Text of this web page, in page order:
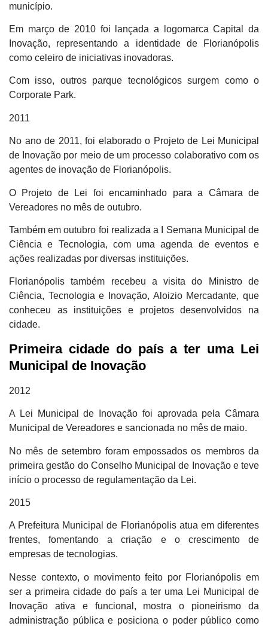
município.
Em março de 2010 foi lançada a logomarca Capital da
Inovação, representando a identidade de Florianópolis
como celeiro de iniciativas inovadoras.
Com isso, outros parque tecnológicos surgem como o
Corporate Park.
2011
No ano de 2011, foi elaborado o Projeto de Lei Municipal
de Inovação por meio de um processo colaborativo com os
agentes de inovação de Florianópolis.
O Projeto de Lei foi encaminhado para a Câmara de
Vereadores no mês de outubro.
Também em outubro foi realizada a I Semana Municipal de
Ciência e Tecnologia, com uma agenda de eventos e
ações realizadas por diversas instituições.
Florianópolis também recebeu a visita do Ministro de
Ciência, Tecnologia e Inovação, Aloizio Mercadante, que
conheceu as instituições e projetos desenvolvidos na
cidade.
Primeira cidade do país a ter uma Lei
Municipal de Inovação
2012
A Lei Municipal de Inovação foi aprovada pela Câmara
Municipal de Vereadores e sancionada no mês de maio.
No mês de setembro foram empossados os membros da
primeira gestão do Conselho Municipal de Inovação e teve
início o processo de regulamentação da Lei.
2015
A Prefeitura Municipal de Florianópolis atua em diferentes
frentes, fomentando a criação e o crescimento de
empresas de tecnologias.
Nesse contexto, o movimento feito por Florianópolis em
ser a primeira cidade do país a ter uma Lei Municipal de
Inovação ativa e funcional, mostra o pioneirismo da
administração pública e posiciona o poder público como